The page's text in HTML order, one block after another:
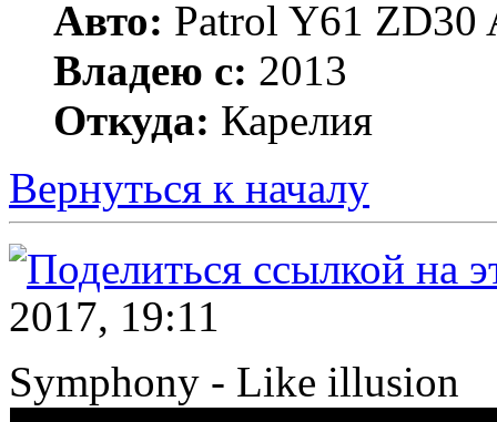
Авто: Patrol Y61 ZD30
Владею с: 2013
Откуда: Карелия
Вернуться к началу
2017, 19:11
Symphony - Like illusion